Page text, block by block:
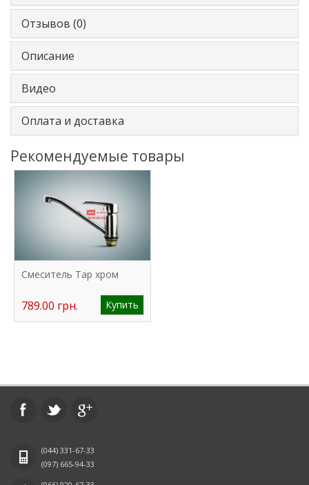
Отзывов (0)
Описание
Видео
Оплата и доставка
Рекомендуемые товары
Смеситель Tap хром
789.00 грн. Купить
(044) 331-67-33
(097) 665-94-33